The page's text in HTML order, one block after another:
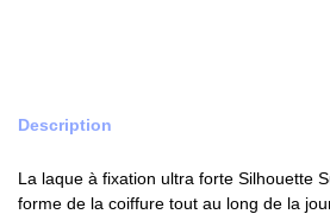
Description
La laque à fixation ultra forte Silhouette
forme de la coiffure tout au long de la